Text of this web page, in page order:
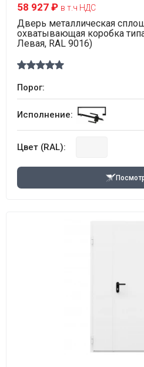
58 927 ₽ в т.ч НДС
Дверь металлическая
охватывающая коробка
Левая, RAL 9016)
Порог:
Исполнение:
Цвет (RAL):